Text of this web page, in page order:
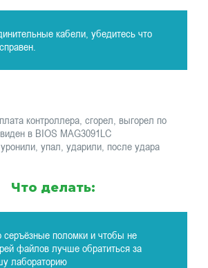
кабели, убедитесь что
контроллера, сгорел, выгорел по
в BIOS MAG3091LC
упал, ударили, после удара
Что делать:
серъёзные поломки и чтобы не
файлов лучше обратиться за
лабораторию